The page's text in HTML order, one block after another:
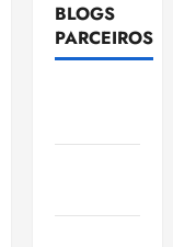
BLOGS
PARCEIROS